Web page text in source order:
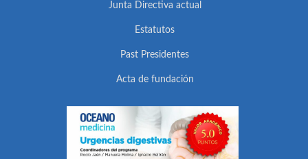
Junta Directiva actual
Estatutos
Past Presidentes
Acta de fundación